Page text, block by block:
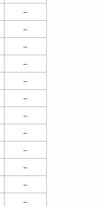
–
–
–
–
–
–
–
–
–
–
–
–